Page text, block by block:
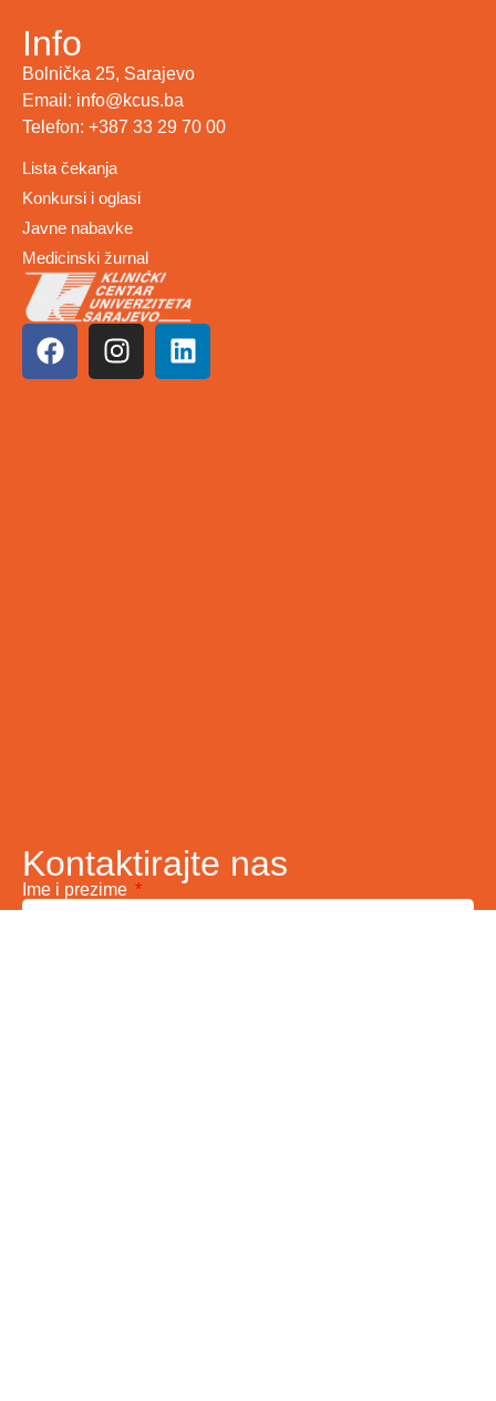
Info
Bolnička 25, Sarajevo
Email: info@kcus.ba
Telefon: +387 33 29 70 00
Lista čekanja
Konkursi i oglasi
Javne nabavke
Medicinski žurnal
Kontaktirajte nas
Ime i prezime